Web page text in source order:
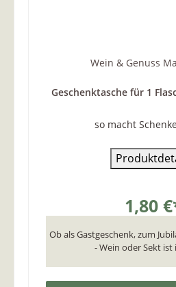
Wein & Genuss
Geschenktasche für 1
so macht
1,80
Ob als Gastgeschenk, zum
- Wein oder Sekt ist